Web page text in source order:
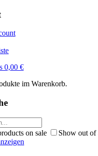
0,00 €
im Warenkorb.
on sale
Show out of